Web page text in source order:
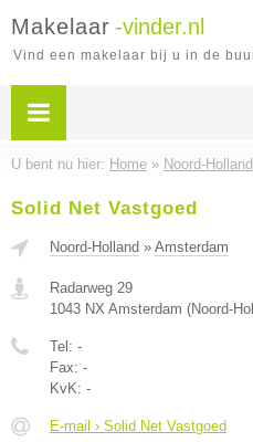
Makelaar -vinder.nl
Vind een makelaar bij u in de
U bent nu hier: Home » Noord-Holland
Solid Net Vastgoed
Noord-Holland » Amsterdam
Radarweg 29
1043 NX Amsterdam (Noord-
Tel: -
Fax: -
KvK: -
E-mail › Solid Net Vastgoed